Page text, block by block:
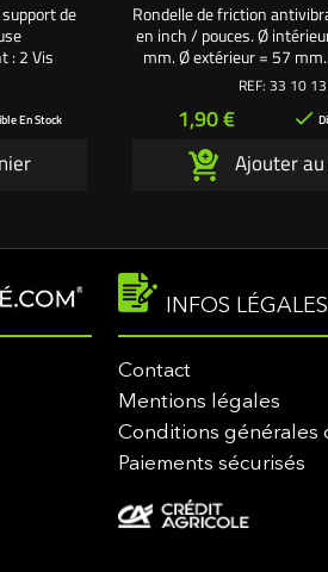
de
: 2 Vis
Ø
pour
En Stock
Rondelle de friction
en inch / pouces. Ø
mm. Ø extérieur = 57
mm.
REF: 33 10 13
Prix
1,90 € 
Ajouter
INFOS LÉGALES
Contact
Mentions légales
Conditions générales
Paiements sécurisés